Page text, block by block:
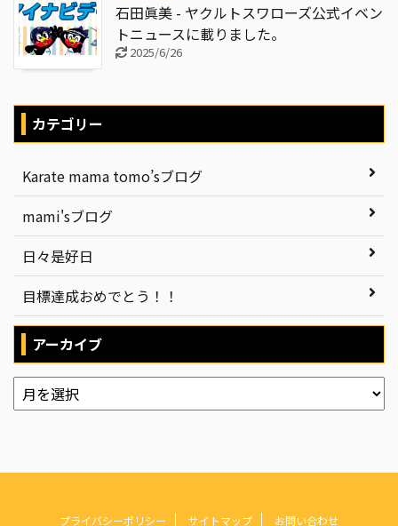
石田眞美 - ヤクルトスワローズ公式イベン
トニュースに載りました。
2025/6/26
カテゴリー
Karate mama tomo’sブログ
mami'sブログ
日々是好日
目標達成おめでとう！！
アーカイブ
プライバシーポリシー サイトマップ お問い合わせ